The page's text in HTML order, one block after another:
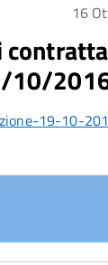
16
10/
19-10-